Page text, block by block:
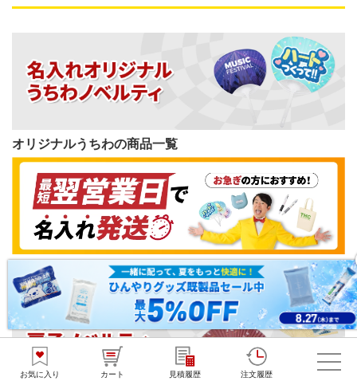
お気に入り カート 見積履歴 注文履歴
オリジナルうちわの商品一覧
短納期ノベルティの商品一覧